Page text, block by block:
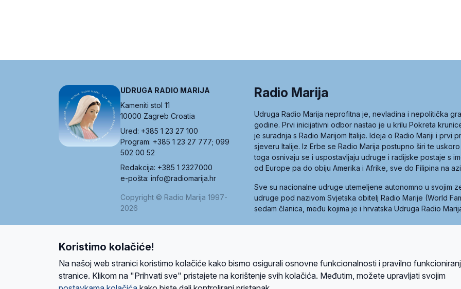
UDRUGA RADIO MARIJA
Kameniti stol 11
10000 Zagreb Croatia
Ured: +385 1 23 27 100
Program: +385 1 23 27 777; 099
502 00 52
Redakcija: +385 1 2327000
e-pošta: info@radiomarija.hr
Copyright © Radio Marija 1997-
2026
Radio Marija
Udruga Radio Marija neprofitna je, nevladina i nepolitička
godine. Prvi inicijativni odbor nastao je u krilu Pokreta
je suradnja s Radio Marijom Italije. Ideja o Radio Mariji i prvi
sjeveru Italije. Iz Erbe se Radio Marija postupno širi te
toga osnivaju se i uspostavljaju udruge i radijske postaje s
od Europe pa do obiju Amerika i Afrike, sve do Filipina na
Sve su nacionalne udruge utemeljene autonomno u svojim
udruge pod nazivom Svjetska obitelj Radio Marije (World
sedam članica, među kojima je i hrvatska Udruga Radio
Ova stranica je zaštićena Google reCAPTCHA sustavom
Koristimo kolačiće!
Na našoj web stranici koristimo kolačiće kako bismo osigurali osnovne funkcionalnosti i pravilno
stranice. Klikom na "Prihvati sve" pristajete na korištenje svih kolačića. Međutim, možete upravljati svojim